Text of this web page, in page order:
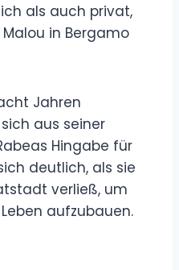
als auch privat,
in Bergamo
Jahren
aus seiner
Hingabe für
deutlich, als sie
verließ, um
aufzubauen.